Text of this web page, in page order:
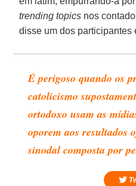
trending topics nos
disse um dos participantes
É perigoso quando os
catolicismo
ortodoxo usam as
oporem aos resultados
sinodal composta por